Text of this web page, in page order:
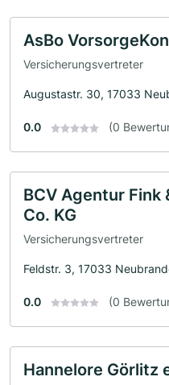
AsBo
Versicherungsvertreter
Augustastr. 30, 17033
0.0 (0
BCV Agentur Fink
Co. KG
Versicherungsvertreter
Feldstr. 3, 17033
0.0 (0
Hannelore Görlitz